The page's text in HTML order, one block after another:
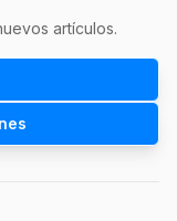
artículos.